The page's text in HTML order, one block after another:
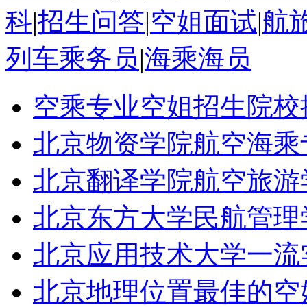
科|招生问答|空姐面试|航
列车乘务员|海乘海员
空乘专业空姐招生院
北京物资学院航空海乘
北京翻译学院航空旅游
北京东方大学民航管理
北京应用技术大学一流
北京地理位置最佳的